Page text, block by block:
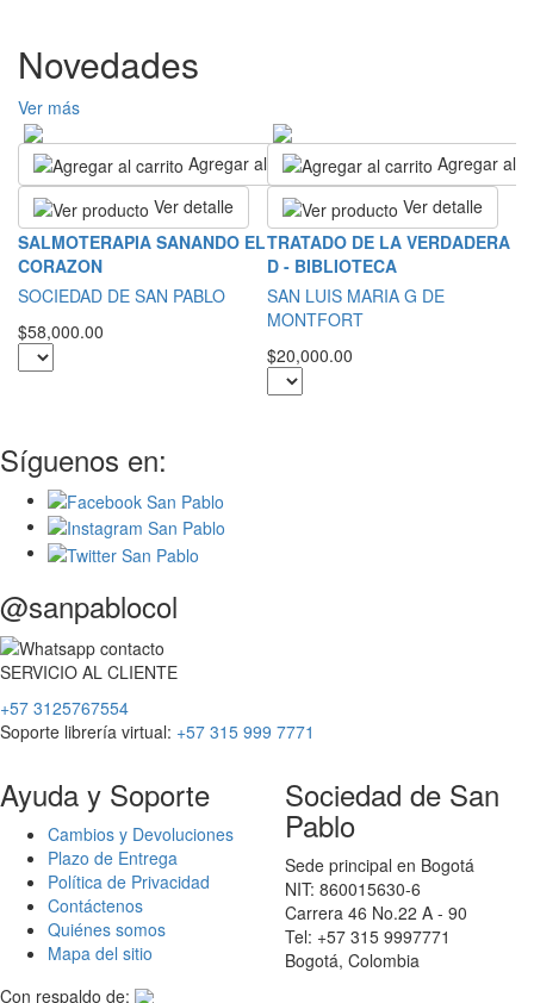
Novedades
Ver más
Agregar al carrito
Ver detalle
SALMOTERAPIA SANANDO EL
CORAZON
SOCIEDAD DE SAN PABLO
$58,000.00
Agregar al
Ver detalle
TRATADO DE LA VERDADERA
D - BIBLIOTECA
SAN LUIS MARIA G DE
MONTFORT
$20,000.00
Síguenos en:
@sanpablocol
SERVICIO AL CLIENTE
+57 3125767554
Soporte librería virtual: +57 315 999 7771
Ayuda y Soporte
Cambios y Devoluciones
Plazo de Entrega
Política de Privacidad
Contáctenos
Quiénes somos
Mapa del sitio
Sociedad de San
Pablo
Sede principal en Bogotá
NIT: 860015630-6
Carrera 46 No.22 A - 90
Tel: +57 315 9997771
Bogotá, Colombia
Con respaldo de: